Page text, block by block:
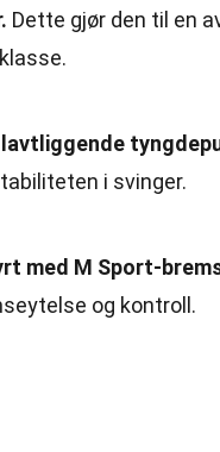
Dette gjør den til en
lavtliggende
i svinger.
med M Sport-
og kontroll.